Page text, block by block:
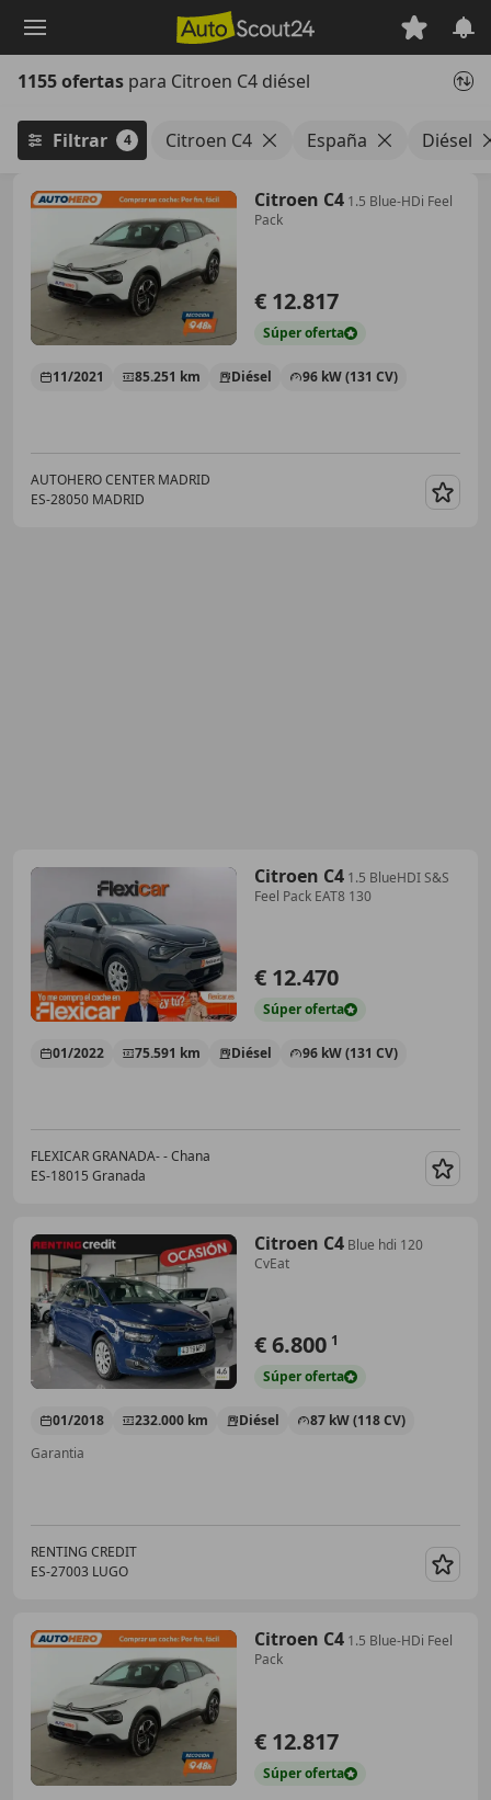
principal
1155 ofertas para Citroen C4 diésel
Filtrar 4 Citroen C4 España Diésel
Citroen C4 1.5 Blue-HDi Feel
Pack
€ 12.817
Súperoferta
11/2021 85.251 km Diésel 96 kW (131 CV)
AUTOHERO CENTER MADRID
ES-28050 MADRID
Citroen C4 1.5 BlueHDI S&S
Feel Pack EAT8 130
€ 12.470
Súperoferta
01/2022 75.591 km Diésel 96 kW (131 CV)
FLEXICAR GRANADA- - Chana
ES-18015 Granada
Citroen C4 Blue hdi 120
CvEat
€ 6.800 1
Súperoferta
01/2018 232.000 km Diésel
87 kW (118 CV)
Garantia
RENTING CREDIT
ES-27003 LUGO
Citroen C4 1.5 Blue-HDi Feel
Pack
€ 12.817
Súperoferta